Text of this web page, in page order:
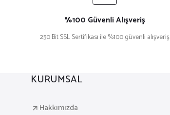
%100 Güvenli Alışveriş
250 Bit SSL Sertifikası ile %100 güvenli alışveriş
KURUMSAL
Hakkımızda